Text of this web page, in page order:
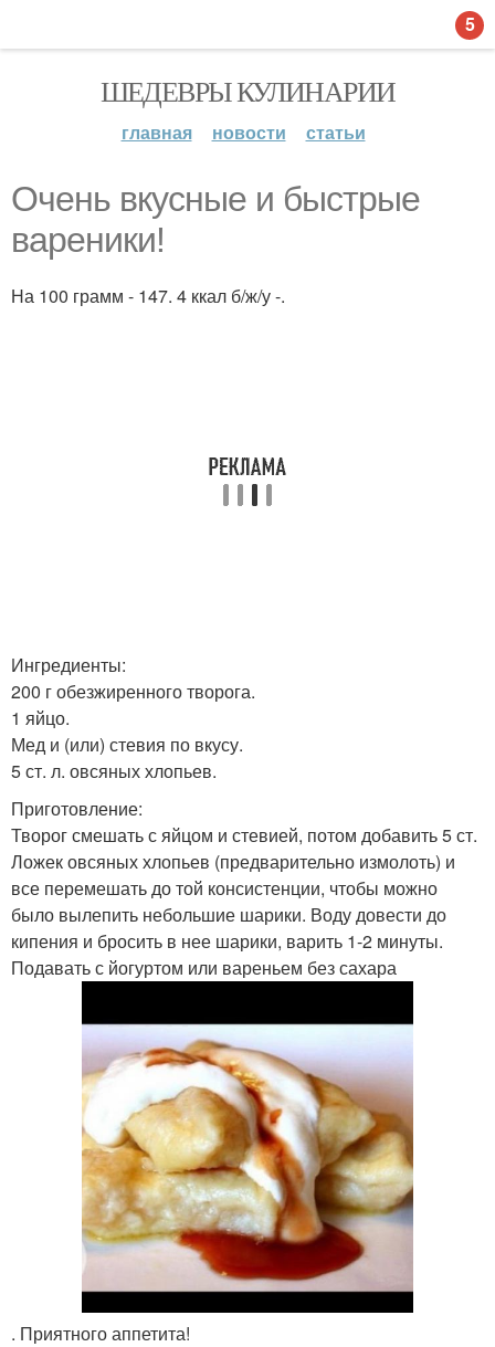
ШЕДЕВРЫ КУЛИНАРИИ
главная новости статьи
Очень вкусные и быстрые
вареники!
На 100 грамм - 147. 4 ккал б/ж/у -.
Ингредиенты:
200 г обезжиренного творога.
1 яйцо.
Мед и (или) стевия по вкусу.
5 ст. л. овсяных хлопьев.
Приготовление:
Творог смешать с яйцом и стевией, потом добавить 5 ст.
Ложек овсяных хлопьев (предварительно измолоть) и
все перемешать до той консистенции, чтобы можно
было вылепить небольшие шарики. Воду довести до
кипения и бросить в нее шарики, варить 1-2 минуты.
Подавать с йогуртом или вареньем без сахара
. Приятного аппетита!
5